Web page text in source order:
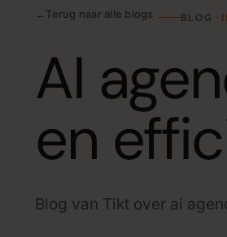
Slimme agents die werk uit
beantwoorden tot offertes
GPT op maat voor
Een eigen veilige ChatGPT-
jouw bedrijf.
Facturen, contracten en
← Terug naar alle blogs BLOG ·
AI
en
Blog van Tikt over ai